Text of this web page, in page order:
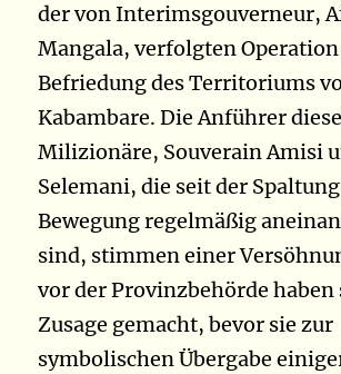
der von Interimsgouverneur,
Mangala, verfolgten
Befriedung des Territoriums
Kabambare. Die Anführer
Milizionäre, Souverain Amisi
Selemani, die seit der
Bewegung regelmäßig
sind, stimmen einer
vor der Provinzbehörde haben
Zusage gemacht, bevor sie zur
symbolischen Übergabe